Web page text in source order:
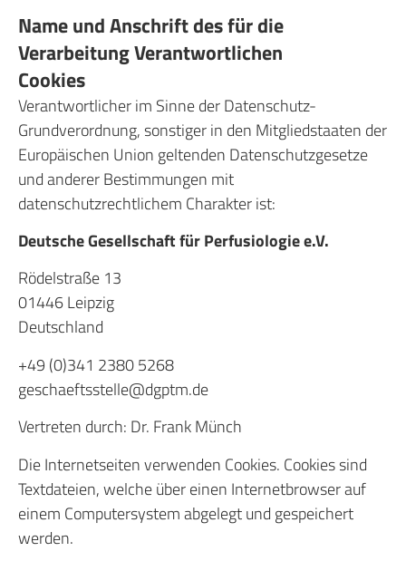
Name und Anschrift des für die
Verarbeitung Verantwortlichen
Cookies
Verantwortlicher im Sinne der Datenschutz-
Grundverordnung, sonstiger in den Mitgliedstaaten der
Europäischen Union geltenden Datenschutzgesetze
und anderer Bestimmungen mit
datenschutzrechtlichem Charakter ist:
Deutsche Gesellschaft für Perfusiologie e.V.
Rödelstraße 13
01446 Leipzig
Deutschland
+49 (0)341 2380 5268
geschaeftsstelle@dgptm.de
Vertreten durch: Dr. Frank Münch
Die Internetseiten verwenden Cookies. Cookies sind
Textdateien, welche über einen Internetbrowser auf
einem Computersystem abgelegt und gespeichert
werden.